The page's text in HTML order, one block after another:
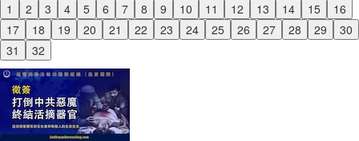
1 2 3 4 5 6 7 8 9 10 11 12 13 14 15
16
17
18 19 20 21 22 23 24 25 26 27 28 29
30
31
32
Previous
Next